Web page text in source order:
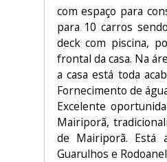
com espaço para
para 10 carros
deck com piscina,
frontal da casa. Na
a casa está toda
Fornecimento de
Excelente
Mairiporã,
de Mairiporã. Está
Guarulhos e